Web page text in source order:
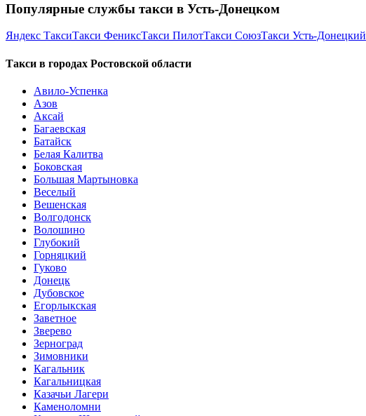
Популярные службы такси в Усть-Донецком
Яндекс ТаксиТакси ФениксТакси ПилотТакси СоюзТакси Усть-Донецкий
Такси в городах Ростовской области
Авило-Успенка
Азов
Аксай
Багаевская
Батайск
Белая Калитва
Боковская
Большая Мартыновка
Веселый
Вешенская
Волгодонск
Волошино
Глубокий
Горняцкий
Гуково
Донецк
Дубовское
Егорлыкская
Заветное
Зверево
Зерноград
Зимовники
Кагальник
Кагальницкая
Казачьи Лагери
Каменоломни